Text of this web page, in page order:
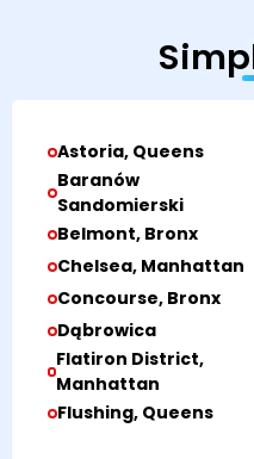
Astoria, Queens
Baranów
Sandomierski
Belmont, Bronx
Chelsea, Manhattan
Concourse, Bronx
Dąbrowica
Flatiron District,
Manhattan
Flushing, Queens